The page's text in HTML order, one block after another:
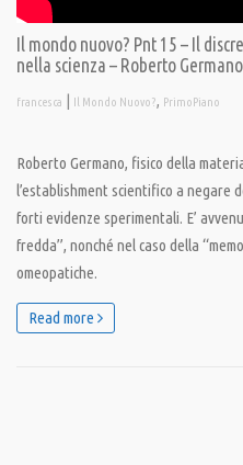
Il mondo nuovo? Pnt 15 – Il
nella scienza – Roberto Germano
francesca | Il Mondo Nuovo?, PrimoPiano
Roberto Germano, fisico della
l’establishment scientifico a negare
forti evidenze sperimentali. E’
fredda”, nonché nel caso della
omeopatiche.
Read more